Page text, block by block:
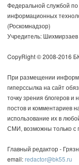
Федеральной службой
информационных
(Роскомнадзор)
Учредитель:
CopyRight © 2008-2016
При размещении
гиперссылка на сайт
точку зрения блогеров и
постов и комментариев
использование их в
СМИ, возможны только с
Главный редактор -
email:redactor@bk55.ru